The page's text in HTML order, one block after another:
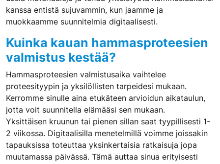
kanssa entistä sujuvammin, kun jaamme ja
muokkaamme suunnitelmia digitaalisesti.
Kuinka kauan hammasproteesien
valmistus kestää?
Hammasproteesien valmistusaika vaihtelee
proteesityypin ja yksilöllisten tarpeidesi mukaan.
Kerromme sinulle aina etukäteen arvioidun aikataulun,
jotta voit suunnitella elämääsi sen mukaan.
Yksittäisen kruunun tai pienen sillan saat tyypillisesti 1-
2 viikossa. Digitaalisilla menetelmillä voimme joissakin
tapauksissa toteuttaa yksinkertaisia ratkaisuja jopa
muutamassa päivässä. Tämä auttaa sinua erityisesti